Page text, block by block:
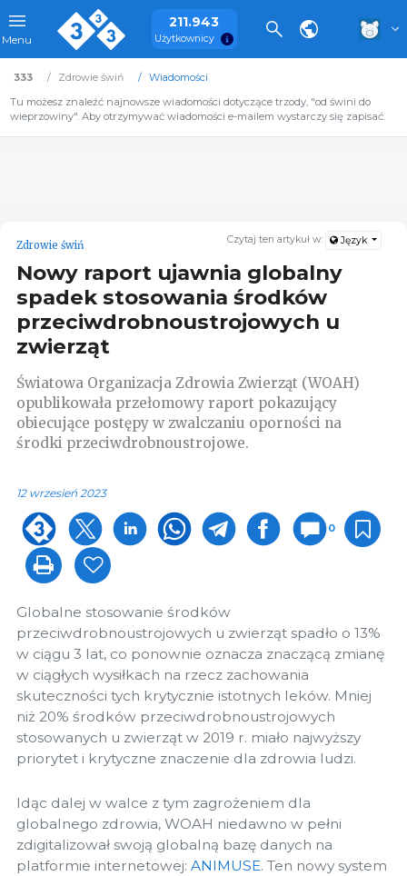
Menu
211.943
Użytkownicy
333 Zdrowie świń
Wiadomości
Tu możesz znaleźć najnowsze wiadomości dotyczące trzody, "od świni do
wieprzowiny". Aby otrzymywać wiadomości e-mailem wystarczy się zapisać.
Czytaj ten artykuł w: Język
Zdrowie świń
Nowy raport ujawnia globalny
spadek stosowania środków
przeciwdrobnoustrojowych u
zwierząt
Światowa Organizacja Zdrowia Zwierząt (WOAH)
opublikowała przełomowy raport pokazujący
obiecujące postępy w zwalczaniu oporności na
środki przeciwdrobnoustrojowe.
12 wrzesień 2023
0
Globalne stosowanie środków
przeciwdrobnoustrojowych u zwierząt spadło o 13%
w ciągu 3 lat, co ponownie oznacza znaczącą zmianę
w ciągłych wysiłkach na rzecz zachowania
skuteczności tych krytycznie istotnych leków. Mniej
niż 20% środków przeciwdrobnoustrojowych
stosowanych u zwierząt w 2019 r. miało najwyższy
priorytet i krytyczne znaczenie dla zdrowia ludzi.
Idąc dalej w walce z tym zagrożeniem dla
globalnego zdrowia, WOAH niedawno w pełni
zdigitalizował swoją globalną bazę danych na
platformie internetowej: ANIMUSE. Ten nowy system